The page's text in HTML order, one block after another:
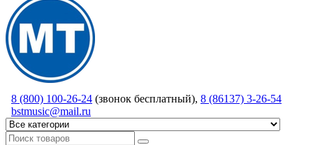
8 (800) 100-26-24 (звонок бесплатный), 8 (86137) 3-26-54
bstmusic@mail.ru